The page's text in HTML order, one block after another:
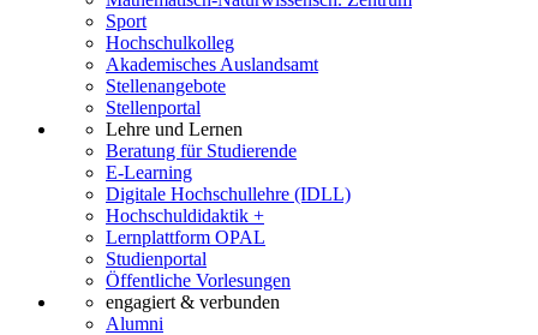
Sport
Hochschulkolleg
Akademisches Auslandsamt
Stellenangebote
Stellenportal
Lehre und Lernen
Beratung für Studierende
E-Learning
Digitale Hochschullehre (IDLL)
Hochschuldidaktik +
Lernplattform OPAL
Studienportal
Öffentliche Vorlesungen
engagiert & verbunden
Alumni